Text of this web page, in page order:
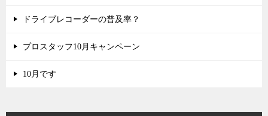
ドライブレコーダーの普及率？
プロスタッフ10月キャンペーン
10月です